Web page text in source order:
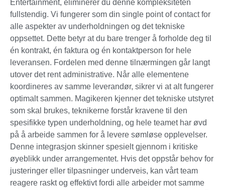
Entertainment, eliminerer du denne kompleksiteten
fullstendig. Vi fungerer som din single point of contact for
alle aspekter av underholdningen og det tekniske
oppsettet. Dette betyr at du bare trenger å forholde deg til
én kontrakt, én faktura og én kontaktperson for hele
leveransen. Fordelen med denne tilnærmingen går langt
utover det rent administrative. Når alle elementene
koordineres av samme leverandør, sikrer vi at alt fungerer
optimalt sammen. Magikeren kjenner det tekniske utstyret
som skal brukes, teknikerne forstår kravene til den
spesifikke typen underholdning, og hele teamet har øvd
på å arbeide sammen for å levere sømløse opplevelser.
Denne integrasjon skinner spesielt gjennom i kritiske
øyeblikk under arrangementet. Hvis det oppstår behov for
justeringer eller tilpasninger underveis, kan vårt team
reagere raskt og effektivt fordi alle arbeider mot samme